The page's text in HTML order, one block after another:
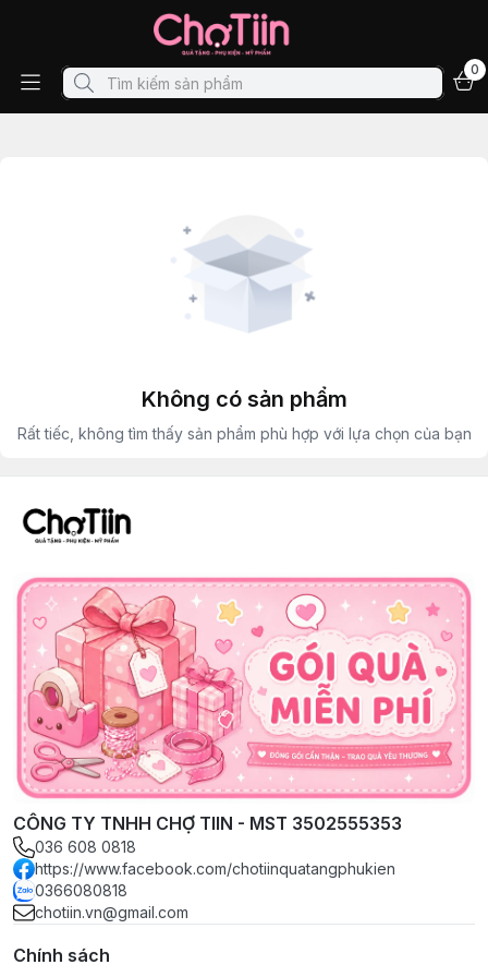
0
Không có sản phẩm
Rất tiếc, không tìm thấy sản phẩm phù hợp với lựa chọn của bạn
CÔNG TY TNHH CHỢ TIIN - MST 3502555353
036 608 0818
https://www.facebook.com/chotiinquatangphukien
0366080818
chotiin.vn@gmail.com
Chính sách